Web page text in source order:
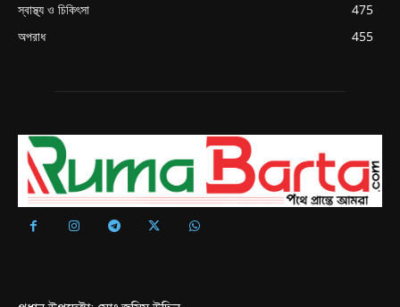
স্বাস্থ্য ও চিকিৎসা
475
অপরাধ
455